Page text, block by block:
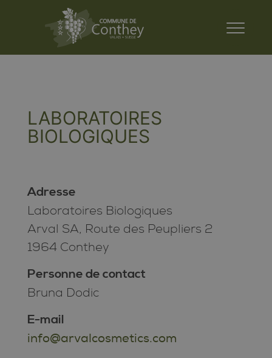
LABORATOIRES
BIOLOGIQUES
Adresse
Laboratoires Biologiques
Arval SA, Route des Peupliers 2
1964 Conthey
Personne de contact
Bruna Dodic
E-mail
info@arvalcosmetics.com